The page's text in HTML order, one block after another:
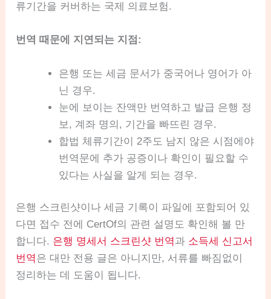
류기간을 커버하는 국제 의료보험.
번역 때문에 지연되는 지점:
은행 또는 세금 문서가 중국어나 영어가 아
닌 경우.
눈에 보이는 잔액만 번역하고 발급 은행 정
보, 계좌 명의, 기간을 빠뜨린 경우.
합법 체류기간이 2주도 남지 않은 시점에야
번역문에 추가 공증이나 확인이 필요할 수
있다는 사실을 알게 되는 경우.
은행 스크린샷이나 세금 기록이 파일에 포함되어 있
다면 접수 전에 CertOf의 관련 설명도 확인해 볼 만
합니다. 은행 명세서 스크린샷 번역과 소득세 신고서
번역은 대만 전용 글은 아니지만, 서류를 빠짐없이
정리하는 데 도움이 됩니다.